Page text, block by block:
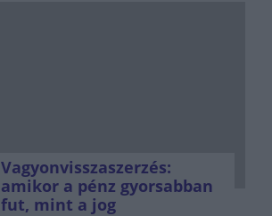
Vagyonvisszaszerzés:
amikor a pénz gyorsabban
fut, mint a jog